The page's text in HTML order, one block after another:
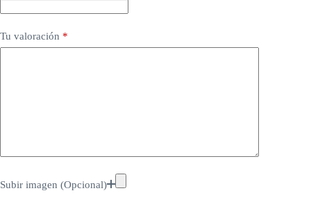
Tu valoración *
Subir imagen (Opcional)